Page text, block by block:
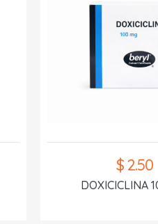
$ 2.50
DOXICICLINA